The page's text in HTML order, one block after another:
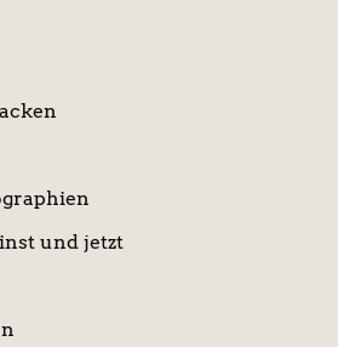
und jetzt